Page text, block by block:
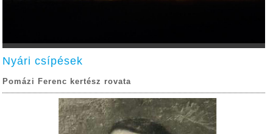
Nyári csípések
Pomázi Ferenc kertész rovata